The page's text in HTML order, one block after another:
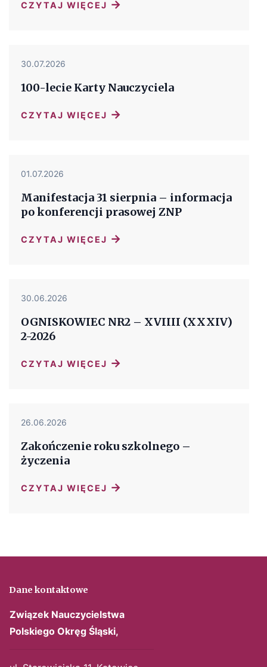
CZYTAJ WIĘCEJ →
30.07.2026
100-lecie Karty Nauczyciela
CZYTAJ WIĘCEJ →
01.07.2026
Manifestacja 31 sierpnia – informacja
po konferencji prasowej ZNP
CZYTAJ WIĘCEJ →
30.06.2026
OGNISKOWIEC NR2 – XVIIII (XXXIV)
2-2026
CZYTAJ WIĘCEJ →
26.06.2026
Zakończenie roku szkolnego –
życzenia
CZYTAJ WIĘCEJ →
Dane kontaktowe
Związek Nauczycielstwa
Polskiego Okręg Śląski,